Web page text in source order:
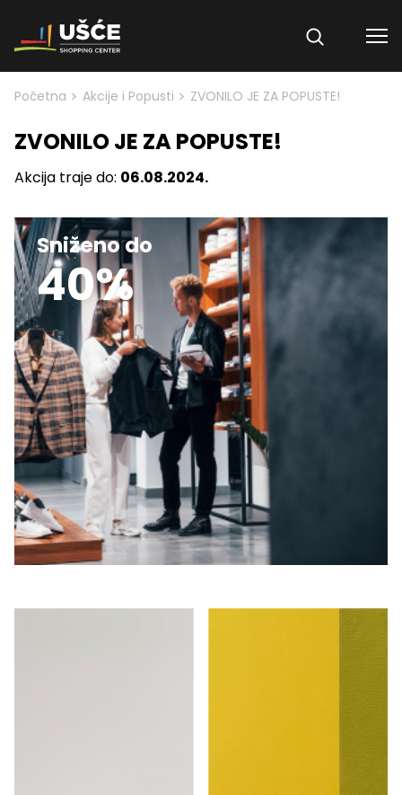
Skip to content
Početna > Akcije i Popusti > ZVONILO JE ZA POPUSTE!
ZVONILO JE ZA POPUSTE!
Akcija traje do: 06.08.2024.
Sniženo do
40%